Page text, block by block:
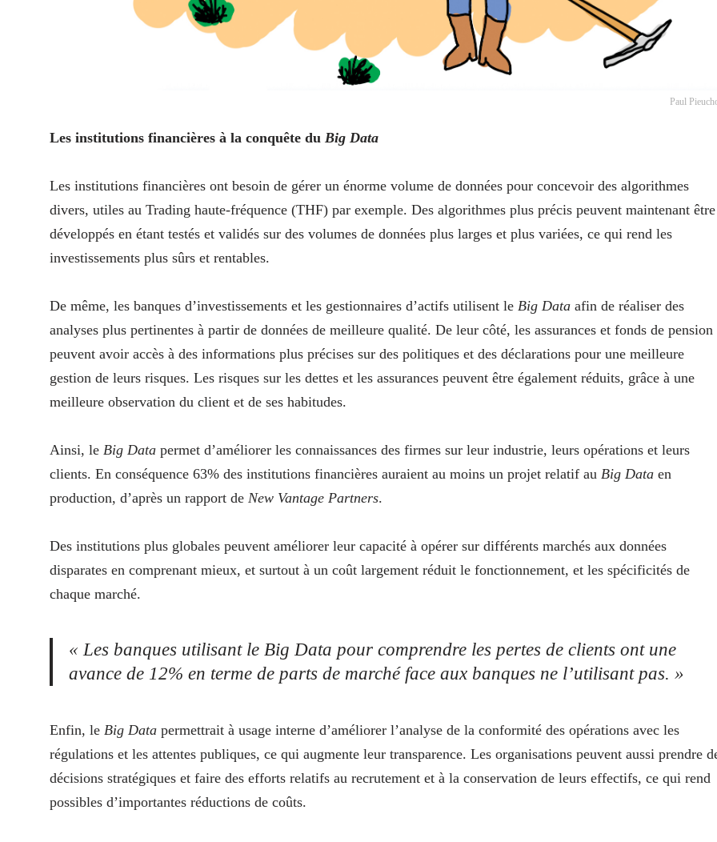
Paul
Les institutions financières à la conquête du Big Data
Les institutions financières ont besoin de gérer un énorme volume de données pour concevoir des algorithmes
divers, utiles au Trading haute-fréquence (THF) par exemple. Des algorithmes plus précis peuvent maintenant être
développés en étant testés et validés sur des volumes de données plus larges et plus variées, ce qui rend les
investissements plus sûrs et rentables.
De même, les banques d’investissements et les gestionnaires d’actifs utilisent le Big Data afin de réaliser des
analyses plus pertinentes à partir de données de meilleure qualité. De leur côté, les assurances et fonds de pension
peuvent avoir accès à des informations plus précises sur des politiques et des déclarations pour une meilleure
gestion de leurs risques. Les risques sur les dettes et les assurances peuvent être également réduits, grâce à une
meilleure observation du client et de ses habitudes.
Ainsi, le Big Data permet d’améliorer les connaissances des firmes sur leur industrie, leurs opérations et leurs
clients. En conséquence 63% des institutions financières auraient au moins un projet relatif au Big Data en
production, d’après un rapport de New Vantage Partners.
Des institutions plus globales peuvent améliorer leur capacité à opérer sur différents marchés aux données
disparates en comprenant mieux, et surtout à un coût largement réduit le fonctionnement, et les spécificités de
chaque marché.
« Les banques utilisant le Big Data pour comprendre les pertes de clients ont une
avance de 12% en terme de parts de marché face aux banques ne l’utilisant pas. »
Enfin, le Big Data permettrait à usage interne d’améliorer l’analyse de la conformité des opérations avec les
régulations et les attentes publiques, ce qui augmente leur transparence. Les organisations peuvent aussi prendre
décisions stratégiques et faire des efforts relatifs au recrutement et à la conservation de leurs effectifs, ce qui rend
possibles d’importantes réductions de coûts.